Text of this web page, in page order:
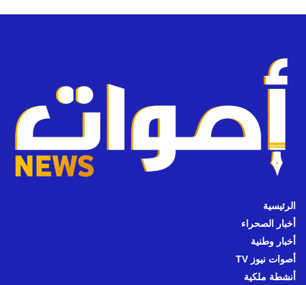
الرئيسية
أخبار الصحراء
أخبار وطنية
أصوات نيوز TV
أنشطة ملكية